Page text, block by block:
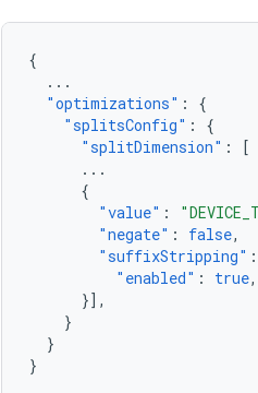
{
...
"optimizations" :
{
"splitsConfig" :
{
"splitDimension" :
[
...
{
"value" :
"negate" : false,
"suffixStripping" :
"enabled" : true,
}],
}
}
}